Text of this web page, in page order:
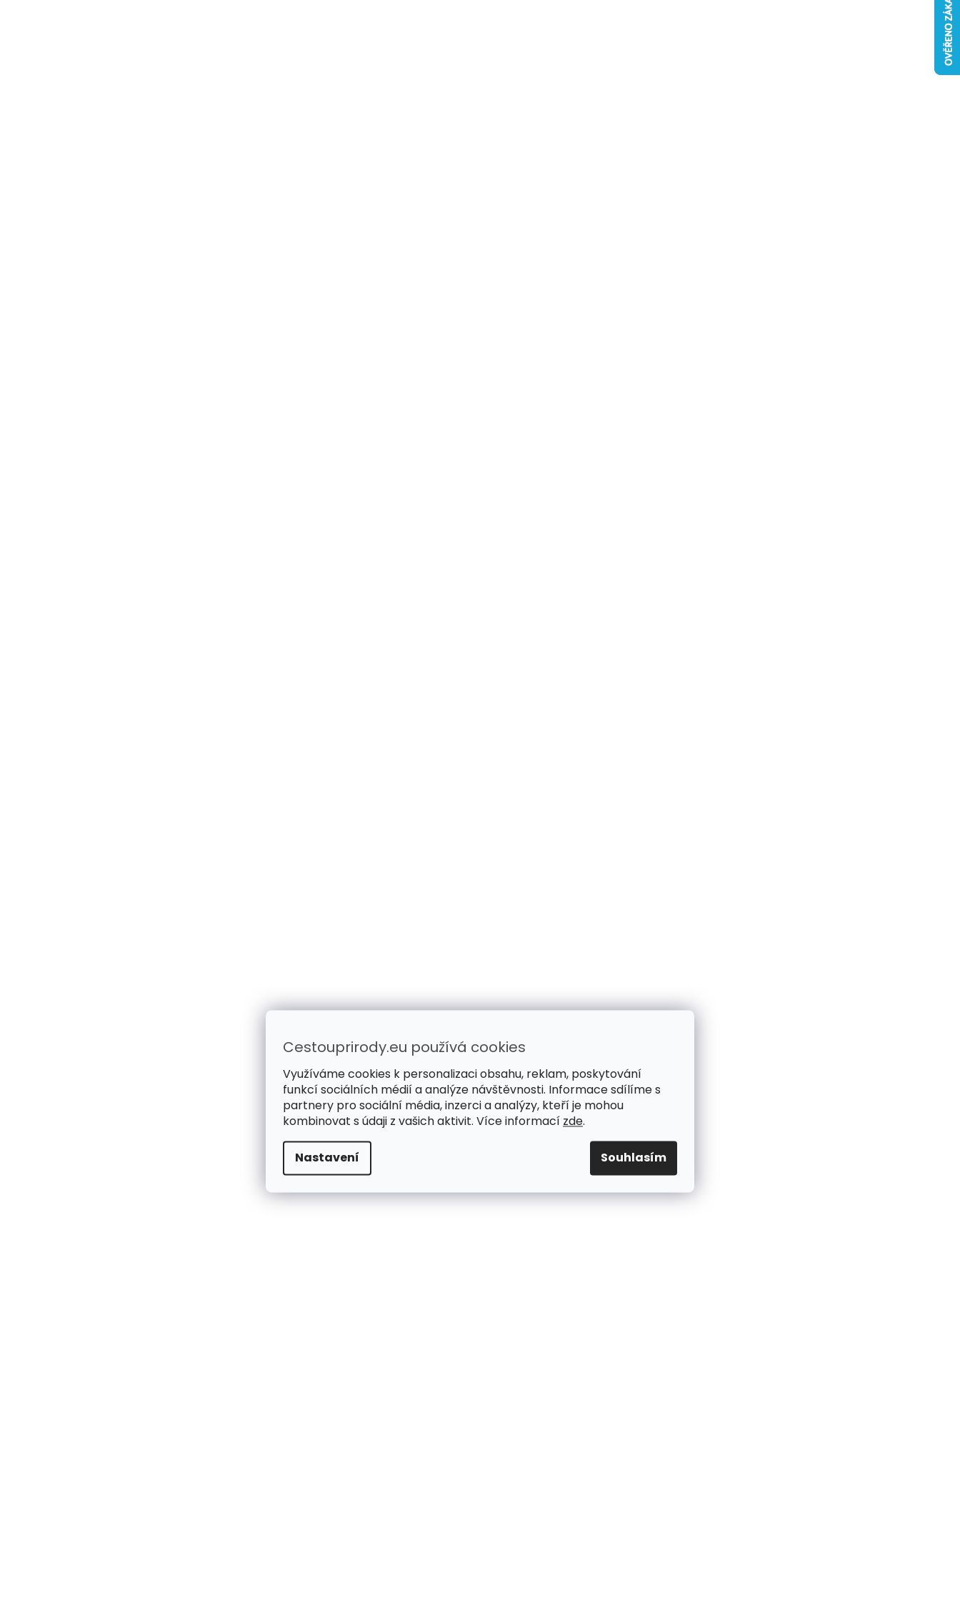
Cestouprirody.eu používá cookies
Využíváme cookies k personalizaci obsahu, reklam, poskytování
funkcí sociálních médií a analýze návštěvnosti. Informace sdílíme s
partnery pro sociální média, inzerci a analýzy, kteří je mohou
kombinovat s údaji z vašich aktivit. Více informací zde.
Nastavení Souhlasím